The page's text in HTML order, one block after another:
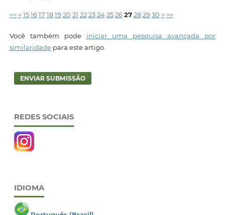
<< < 15 16 17 18 19 20 21 22 23 24 25 26 27 28 29 30 > >>
Você também pode iniciar uma pesquisa avançada por
similaridadepara este artigo.
ENVIAR SUBMISSÃO
REDES SOCIAIS
IDIOMA